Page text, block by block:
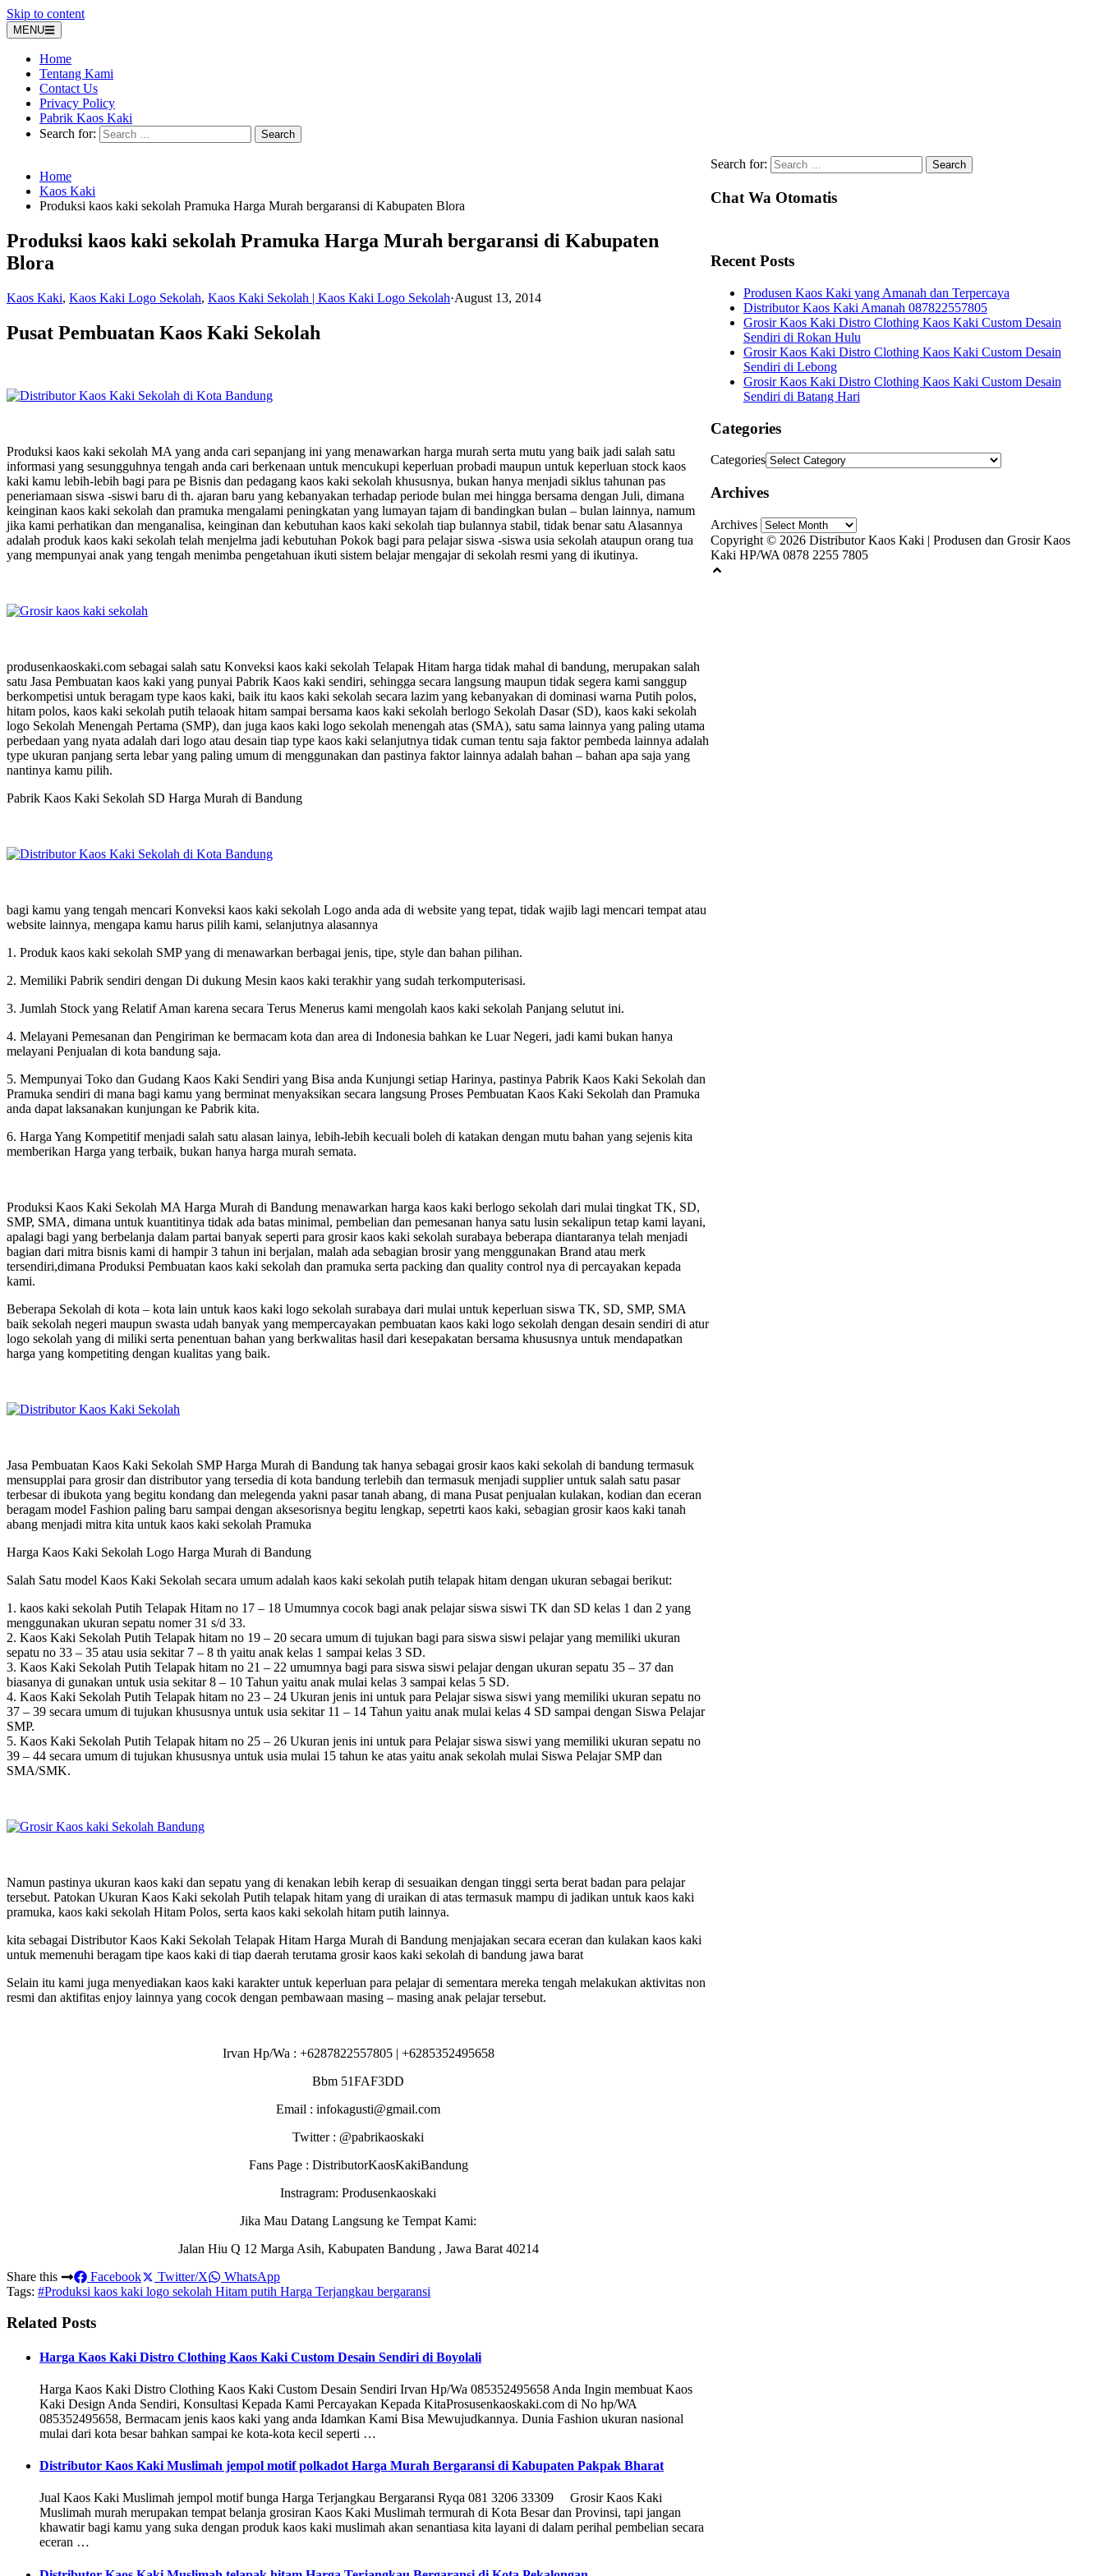
Skip to content
MENU
Home
Tentang Kami
Contact Us
Privacy Policy
Pabrik Kaos Kaki
Search for:
Home
Kaos Kaki
Produksi kaos kaki sekolah Pramuka Harga Murah bergaransi di Kabupaten Blora
Produksi kaos kaki sekolah Pramuka Harga Murah bergaransi di Kabupaten
Blora
Kaos Kaki, Kaos Kaki Logo Sekolah, Kaos Kaki Sekolah | Kaos Kaki Logo Sekolah·August 13, 2014
Pusat Pembuatan Kaos Kaki Sekolah
Produksi kaos kaki sekolah MA yang anda cari sepanjang ini yang menawarkan harga murah serta mutu yang baik jadi salah satu
informasi yang sesungguhnya tengah anda cari berkenaan untuk mencukupi keperluan probadi maupun untuk keperluan stock kaos
kaki kamu lebih-lebih bagi para pe Bisnis dan pedagang kaos kaki sekolah khususnya, bukan hanya menjadi siklus tahunan pas
peneriamaan siswa -siswi baru di th. ajaran baru yang kebanyakan terhadap periode bulan mei hingga bersama dengan Juli, dimana
keinginan kaos kaki sekolah dan pramuka mengalami peningkatan yang lumayan tajam di bandingkan bulan – bulan lainnya, namum
jika kami perhatikan dan menganalisa, keinginan dan kebutuhan kaos kaki sekolah tiap bulannya stabil, tidak benar satu Alasannya
adalah produk kaos kaki sekolah telah menjelma jadi kebutuhan Pokok bagi para pelajar siswa -siswa usia sekolah ataupun orang tua
yang mempunyai anak yang tengah menimba pengetahuan ikuti sistem belajar mengajar di sekolah resmi yang di ikutinya.
produsenkaoskaki.com sebagai salah satu Konveksi kaos kaki sekolah Telapak Hitam harga tidak mahal di bandung, merupakan salah
satu Jasa Pembuatan kaos kaki yang punyai Pabrik Kaos kaki sendiri, sehingga secara langsung maupun tidak segera kami sanggup
berkompetisi untuk beragam type kaos kaki, baik itu kaos kaki sekolah secara lazim yang kebanyakan di dominasi warna Putih polos,
hitam polos, kaos kaki sekolah putih telaoak hitam sampai bersama kaos kaki sekolah berlogo Sekolah Dasar (SD), kaos kaki sekolah
logo Sekolah Menengah Pertama (SMP), dan juga kaos kaki logo sekolah menengah atas (SMA), satu sama lainnya yang paling utama
perbedaan yang nyata adalah dari logo atau desain tiap type kaos kaki selanjutnya tidak cuman tentu saja faktor pembeda lainnya adalah
type ukuran panjang serta lebar yang paling umum di menggunakan dan pastinya faktor lainnya adalah bahan – bahan apa saja yang
nantinya kamu pilih.
Pabrik Kaos Kaki Sekolah SD Harga Murah di Bandung
bagi kamu yang tengah mencari Konveksi kaos kaki sekolah Logo anda ada di website yang tepat, tidak wajib lagi mencari tempat atau
website lainnya, mengapa kamu harus pilih kami, selanjutnya alasannya
1. Produk kaos kaki sekolah SMP yang di menawarkan berbagai jenis, tipe, style dan bahan pilihan.
2. Memiliki Pabrik sendiri dengan Di dukung Mesin kaos kaki terakhir yang sudah terkomputerisasi.
3. Jumlah Stock yang Relatif Aman karena secara Terus Menerus kami mengolah kaos kaki sekolah Panjang selutut ini.
4. Melayani Pemesanan dan Pengiriman ke bermacam kota dan area di Indonesia bahkan ke Luar Negeri, jadi kami bukan hanya
melayani Penjualan di kota bandung saja.
5. Mempunyai Toko dan Gudang Kaos Kaki Sendiri yang Bisa anda Kunjungi setiap Harinya, pastinya Pabrik Kaos Kaki Sekolah dan
Pramuka sendiri di mana bagi kamu yang berminat menyaksikan secara langsung Proses Pembuatan Kaos Kaki Sekolah dan Pramuka
anda dapat laksanakan kunjungan ke Pabrik kita.
6. Harga Yang Kompetitif menjadi salah satu alasan lainya, lebih-lebih kecuali boleh di katakan dengan mutu bahan yang sejenis kita
memberikan Harga yang terbaik, bukan hanya harga murah semata.
Produksi Kaos Kaki Sekolah MA Harga Murah di Bandung menawarkan harga kaos kaki berlogo sekolah dari mulai tingkat TK, SD,
SMP, SMA, dimana untuk kuantitinya tidak ada batas minimal, pembelian dan pemesanan hanya satu lusin sekalipun tetap kami layani,
apalagi bagi yang berbelanja dalam partai banyak seperti para grosir kaos kaki sekolah surabaya beberapa diantaranya telah menjadi
bagian dari mitra bisnis kami di hampir 3 tahun ini berjalan, malah ada sebagian brosir yang menggunakan Brand atau merk
tersendiri,dimana Produksi Pembuatan kaos kaki sekolah dan pramuka serta packing dan quality control nya di percayakan kepada
kami.
Beberapa Sekolah di kota – kota lain untuk kaos kaki logo sekolah surabaya dari mulai untuk keperluan siswa TK, SD, SMP, SMA
baik sekolah negeri maupun swasta udah banyak yang mempercayakan pembuatan kaos kaki logo sekolah dengan desain sendiri di atur
logo sekolah yang di miliki serta penentuan bahan yang berkwalitas hasil dari kesepakatan bersama khususnya untuk mendapatkan
harga yang kompetiting dengan kualitas yang baik.
Jasa Pembuatan Kaos Kaki Sekolah SMP Harga Murah di Bandung tak hanya sebagai grosir kaos kaki sekolah di bandung termasuk
mensupplai para grosir dan distributor yang tersedia di kota bandung terlebih dan termasuk menjadi supplier untuk salah satu pasar
terbesar di ibukota yang begitu kondang dan melegenda yakni pasar tanah abang, di mana Pusat penjualan kulakan, kodian dan eceran
beragam model Fashion paling baru sampai dengan aksesorisnya begitu lengkap, sepetrti kaos kaki, sebagian grosir kaos kaki tanah
abang menjadi mitra kita untuk kaos kaki sekolah Pramuka
Harga Kaos Kaki Sekolah Logo Harga Murah di Bandung
Salah Satu model Kaos Kaki Sekolah secara umum adalah kaos kaki sekolah putih telapak hitam dengan ukuran sebagai berikut:
1. kaos kaki sekolah Putih Telapak Hitam no 17 – 18 Umumnya cocok bagi anak pelajar siswa siswi TK dan SD kelas 1 dan 2 yang
menggunakan ukuran sepatu nomer 31 s/d 33.
2. Kaos Kaki Sekolah Putih Telapak hitam no 19 – 20 secara umum di tujukan bagi para siswa siswi pelajar yang memiliki ukuran
sepatu no 33 – 35 atau usia sekitar 7 – 8 th yaitu anak kelas 1 sampai kelas 3 SD.
3. Kaos Kaki Sekolah Putih Telapak hitam no 21 – 22 umumnya bagi para siswa siswi pelajar dengan ukuran sepatu 35 – 37 dan
biasanya di gunakan untuk usia sekitar 8 – 10 Tahun yaitu anak mulai kelas 3 sampai kelas 5 SD.
4. Kaos Kaki Sekolah Putih Telapak hitam no 23 – 24 Ukuran jenis ini untuk para Pelajar siswa siswi yang memiliki ukuran sepatu no
37 – 39 secara umum di tujukan khususnya untuk usia sekitar 11 – 14 Tahun yaitu anak mulai kelas 4 SD sampai dengan Siswa Pelajar
SMP.
5. Kaos Kaki Sekolah Putih Telapak hitam no 25 – 26 Ukuran jenis ini untuk para Pelajar siswa siswi yang memiliki ukuran sepatu no
39 – 44 secara umum di tujukan khususnya untuk usia mulai 15 tahun ke atas yaitu anak sekolah mulai Siswa Pelajar SMP dan
SMA/SMK.
Namun pastinya ukuran kaos kaki dan sepatu yang di kenakan lebih kerap di sesuaikan dengan tinggi serta berat badan para pelajar
tersebut. Patokan Ukuran Kaos Kaki sekolah Putih telapak hitam yang di uraikan di atas termasuk mampu di jadikan untuk kaos kaki
pramuka, kaos kaki sekolah Hitam Polos, serta kaos kaki sekolah hitam putih lainnya.
kita sebagai Distributor Kaos Kaki Sekolah Telapak Hitam Harga Murah di Bandung menjajakan secara eceran dan kulakan kaos kaki
untuk memenuhi beragam tipe kaos kaki di tiap daerah terutama grosir kaos kaki sekolah di bandung jawa barat
Selain itu kami juga menyediakan kaos kaki karakter untuk keperluan para pelajar di sementara mereka tengah melakukan aktivitas non
resmi dan aktifitas enjoy lainnya yang cocok dengan pembawaan masing – masing anak pelajar tersebut.
Irvan Hp/Wa : +6287822557805 | +6285352495658
Bbm 51FAF3DD
Email : infokagusti@gmail.com
Twitter : @pabrikaoskaki
Fans Page : DistributorKaosKakiBandung
Instragram: Produsenkaoskaki
Jika Mau Datang Langsung ke Tempat Kami:
Jalan Hiu Q 12 Marga Asih, Kabupaten Bandung , Jawa Barat 40214
Share this
Facebook Twitter/X
WhatsApp
Tags: #Produksi kaos kaki logo sekolah Hitam putih Harga Terjangkau bergaransi
Related Posts
Harga Kaos Kaki Distro Clothing Kaos Kaki Custom Desain Sendiri di Boyolali
Harga Kaos Kaki Distro Clothing Kaos Kaki Custom Desain Sendiri Irvan Hp/Wa 085352495658 Anda Ingin membuat Kaos
Kaki Design Anda Sendiri, Konsultasi Kepada Kami Percayakan Kepada KitaProsusenkaoskaki.com di No hp/WA
085352495658, Bermacam jenis kaos kaki yang anda Idamkan Kami Bisa Mewujudkannya. Dunia Fashion ukuran nasional
mulai dari kota besar bahkan sampai ke kota-kota kecil seperti …
Distributor Kaos Kaki Muslimah jempol motif polkadot Harga Murah Bergaransi di Kabupaten Pakpak Bharat
Jual Kaos Kaki Muslimah jempol motif bunga Harga Terjangkau Bergaransi Ryqa 081 3206 33309 Grosir Kaos Kaki
Muslimah murah merupakan tempat belanja grosiran Kaos Kaki Muslimah termurah di Kota Besar dan Provinsi, tapi jangan
khawatir bagi kamu yang suka dengan produk kaos kaki muslimah akan senantiasa kita layani di dalam perihal pembelian secara
eceran …
Search for:
Chat Wa Otomatis
Recent Posts
Produsen Kaos Kaki yang Amanah dan Terpercaya
Distributor Kaos Kaki Amanah 087822557805
Grosir Kaos Kaki Distro Clothing Kaos Kaki Custom Desain
Sendiri di Rokan Hulu
Grosir Kaos Kaki Distro Clothing Kaos Kaki Custom Desain
Sendiri di Lebong
Grosir Kaos Kaki Distro Clothing Kaos Kaki Custom Desain
Sendiri di Batang Hari
Categories
Categories
Archives
Archives
Copyright © 2026 Distributor Kaos Kaki | Produsen dan Grosir Kaos
Kaki HP/WA 0878 2255 7805